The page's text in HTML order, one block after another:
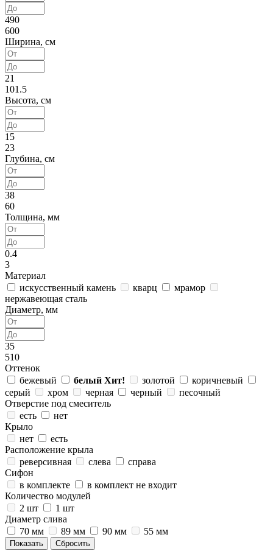
490
600
Ширина, см
21
101.5
Высота, см
15
23
Глубина, см
38
60
Толщина, мм
0.4
3
Материал
искусственный камень
кварц
мрамор
нержавеющая сталь
Диаметр, мм
35
510
Оттенок
бежевый
белый Хит! золотой
коричневый
серый
хром черная черный
песочный
Отверстие под смеситель
есть
нет
Крыло
нет
есть
Расположение крыла
реверсивная
слева
справа
Сифон
в комплекте
в комплект не входит
Количество модулей
2 шт
1 шт
Диаметр слива
70 мм
89 мм 90 мм 55 мм